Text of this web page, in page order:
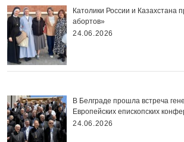
Католики России и Казахстана
абортов»
24.06.2026
В Белграде прошла встреча
Европейских епископских
24.06.2026